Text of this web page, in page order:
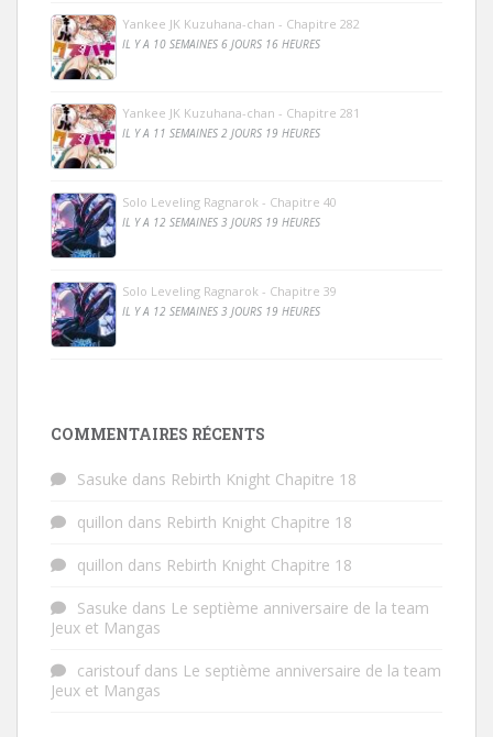
Yankee JK Kuzuhana-chan - Chapitre 282
IL Y A 10 SEMAINES 6 JOURS 16 HEURES
Yankee JK Kuzuhana-chan - Chapitre 281
IL Y A 11 SEMAINES 2 JOURS 19 HEURES
Solo Leveling Ragnarok - Chapitre 40
IL Y A 12 SEMAINES 3 JOURS 19 HEURES
Solo Leveling Ragnarok - Chapitre 39
IL Y A 12 SEMAINES 3 JOURS 19 HEURES
COMMENTAIRES RÉCENTS
Sasuke dans Rebirth Knight Chapitre 18
quillon dans Rebirth Knight Chapitre 18
quillon dans Rebirth Knight Chapitre 18
Sasuke dans Le septième anniversaire de la team
Jeux et Mangas
caristoufdans Le septième anniversaire de la team
Jeux et Mangas